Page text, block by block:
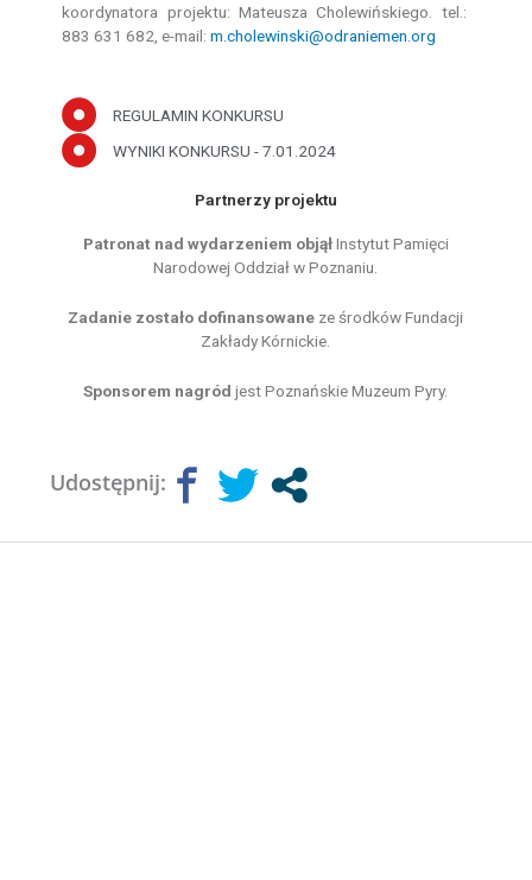
koordynatora projektu: Mateusza Cholewińskiego. tel.:
883 631 682, e-mail:m.cholewinski@odraniemen.org
REGULAMIN KONKURSU
WYNIKI KONKURSU - 7.01.2024
Partnerzy projektu
Patronat nad wydarzeniem objąłInstytut Pamięci
Narodowej Oddział w Poznaniu.
Zadanie zostało dofinansowane ze środków Fundacji
Zakłady Kórnickie.
Sponsorem nagród jest Poznańskie Muzeum Pyry.
Udostępnij: